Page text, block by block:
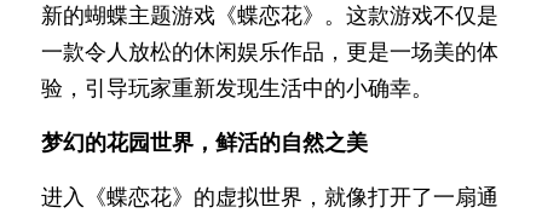
新的蝴蝶主题游戏《蝶恋花》。这款游戏不仅是
一款令人放松的休闲娱乐作品，更是一场美的体
验，引导玩家重新发现生活中的小确幸。
梦幻的花园世界，鲜活的自然之美
进入《蝶恋花》的虚拟世界，就像打开了一扇通